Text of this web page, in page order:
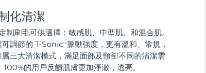
化清潔
制刷毛可供選擇：敏感肌、中型肌、和混合肌。
可調節的 T-SonicTM 脈動強度，更有溫和、常規，
層三大清潔模式，滿足面部及頸部不同的清潔需
100%的用戶反饋肌膚更加淨澈，透亮。